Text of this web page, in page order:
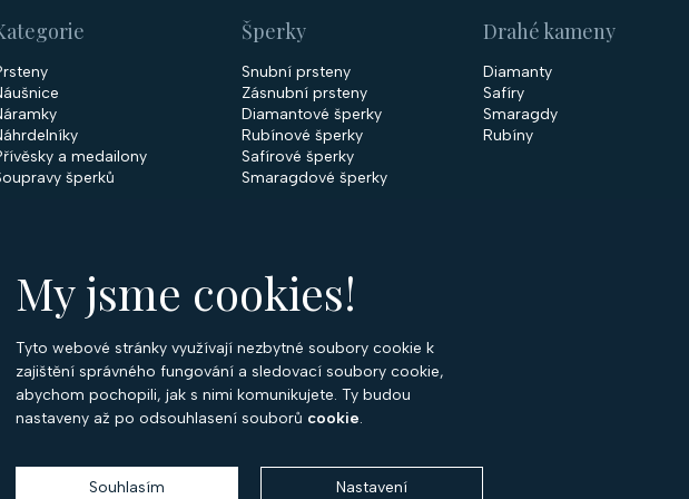
My jsme cookies!
Tyto webové stránky využívají nezbytné soubory cookie k
zajištění správného fungování a sledovací soubory cookie,
abychom pochopili, jak s nimi komunikujete. Ty budou
nastaveny až po odsouhlasení souborů cookie.
Nastavení
Souhlasím
a medailony
šperků
Šperky
Snubní prsteny
Zásnubní prsteny
Diamantové šperky
Rubínové šperky
Safírové šperky
Smaragdové šperky
Drahé kameny
Diamanty
Safíry
Smaragdy
Rubíny